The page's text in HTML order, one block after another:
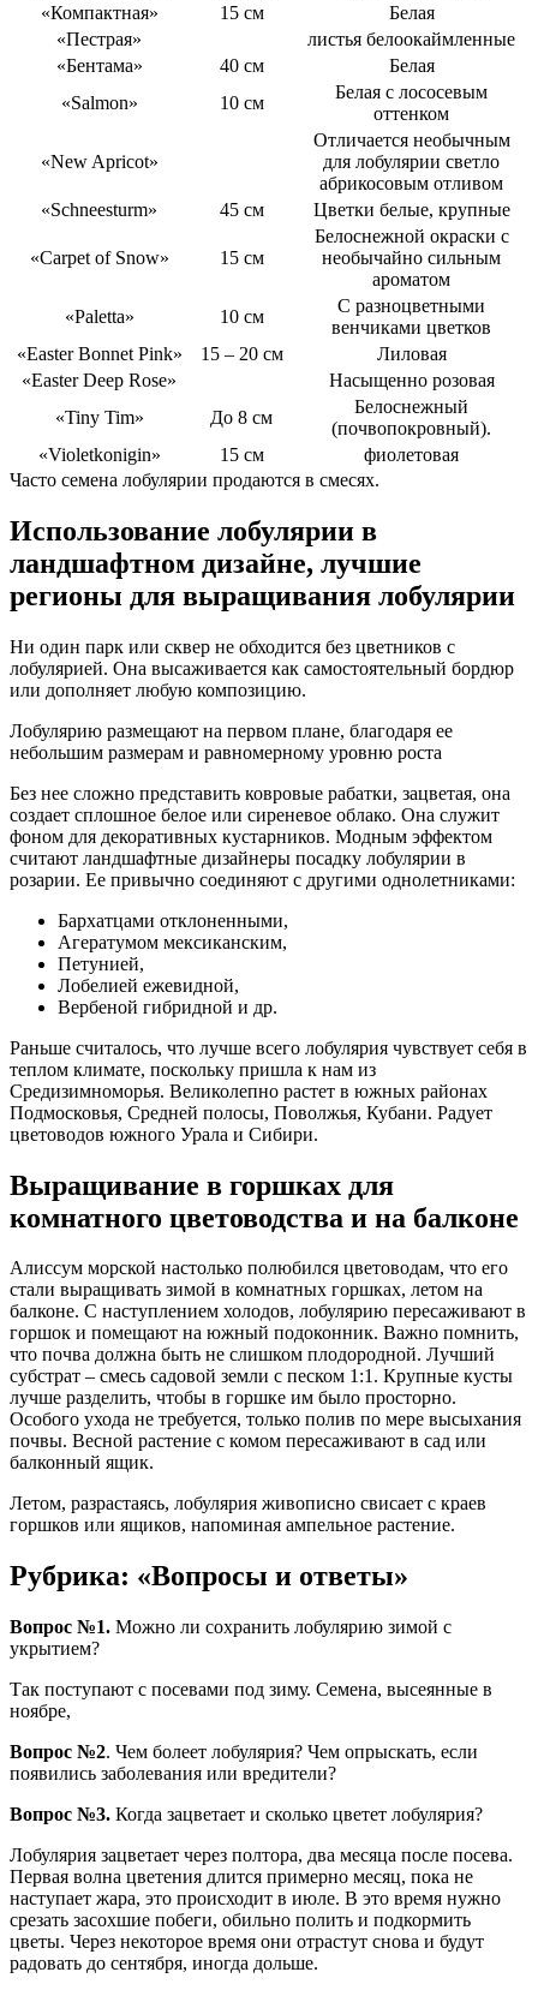
«Компактная»
15 см
Белая
«Пестрая»
листья белоокаймленные
«Бентама»
40 см
Белая
«Salmon»
10 см
Белая с лососевым
оттенком
«New Apricot»
Отличается необычным
для лобулярии светло
абрикосовым отливом
«Schneesturm»
45 см Цветки белые, крупные
«Carpet of Snow» 15 см
Белоснежной окраски с
необычайно сильным
ароматом
«Paletta»
10 см
С разноцветными
венчиками цветков
«Easter Bonnet Pink»
15 – 20 см
Лиловая
«Easter Deep Rose»
Насыщенно розовая
«Tiny Tim»
До 8 см
Белоснежный
(почвопокровный).
«Violetkonigin»
15 см
фиолетовая
Часто семена лобулярии продаются в смесях.
Использование лобулярии в
ландшафтном дизайне, лучшие
регионы для выращивания лобулярии
Ни один парк или сквер не обходится без цветников с
лобулярией. Она высаживается как самостоятельный бордюр
или дополняет любую композицию.
Лобулярию размещают на первом плане, благодаря ее
небольшим размерам и равномерному уровню роста
Без нее сложно представить ковровые рабатки, зацветая, она
создает сплошное белое или сиреневое облако. Она служит
фоном для декоративных кустарников. Модным эффектом
считают ландшафтные дизайнеры посадку лобулярии в
розарии. Ее привычно соединяют с другими однолетниками:
Бархатцами отклоненными,
Агератумом мексиканским,
Петунией,
Лобелией ежевидной,
Вербеной гибридной и др.
Раньше считалось, что лучше всего лобулярия чувствует себя в
теплом климате, поскольку пришла к нам из
Средизимноморья. Великолепно растет в южных районах
Подмосковья, Средней полосы, Поволжья, Кубани. Радует
цветоводов южного Урала и Сибири.
Выращивание в горшках для
комнатного цветоводства и на балконе
Алиссум морской настолько полюбился цветоводам, что его
стали выращивать зимой в комнатных горшках, летом на
балконе. С наступлением холодов, лобулярию пересаживают в
горшок и помещают на южный подоконник. Важно помнить,
что почва должна быть не слишком плодородной. Лучший
субстрат – смесь садовой земли с песком 1:1. Крупные кусты
лучше разделить, чтобы в горшке им было просторно.
Особого ухода не требуется, только полив по мере высыхания
почвы. Весной растение с комом пересаживают в сад или
балконный ящик.
Летом, разрастаясь, лобулярия живописно свисает с краев
горшков или ящиков, напоминая ампельное растение.
Рубрика: «Вопросы и ответы»
Вопрос №1. Можно ли сохранить лобулярию зимой с
укрытием?
Так поступают с посевами под зиму. Семена, высеянные в
ноябре,
Вопрос №2. Чем болеет лобулярия? Чем опрыскать, если
появились заболевания или вредители?
Вопрос №3. Когда зацветает и сколько цветет лобулярия?
Лобулярия зацветает через полтора, два месяца после посева.
Первая волна цветения длится примерно месяц, пока не
наступает жара, это происходит в июле. В это время нужно
срезать засохшие побеги, обильно полить и подкормить
цветы. Через некоторое время они отрастут снова и будут
радовать до сентября, иногда дольше.